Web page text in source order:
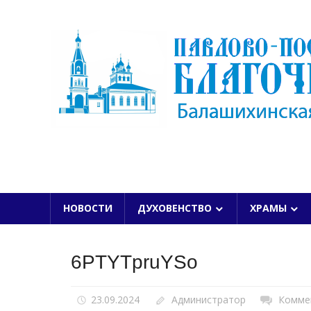
НОВОСТИ ДУХОВЕНСТВО ХРАМЫ
6PTYTpruYSo
23.09.2024 Администратор